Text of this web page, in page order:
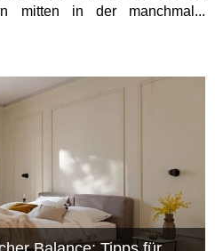
mitten in der manchmal...